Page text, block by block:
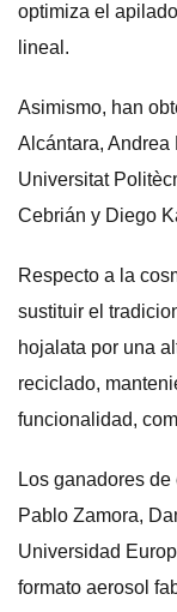
optimiza el
lineal.
Asimismo, han
Alcántara, Andrea
Universitat
Cebrián y Diego
Respecto a la
sustituir el
hojalata por una
reciclado,
funcionalidad,
Los ganadores
Pablo Zamora,
Universidad
formato aerosol